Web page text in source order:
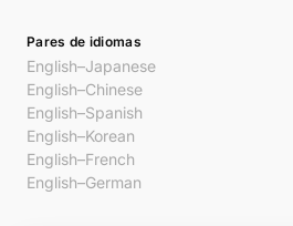
Pares de idiomas
English–Japanese
English–Chinese
English–Spanish
English–Korean
English–French
English–German